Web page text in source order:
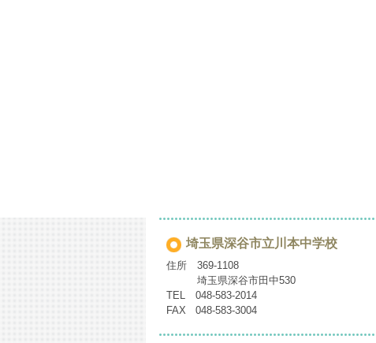
埼玉県深谷市立川本中学校
住所 369-1108
埼玉県深谷市田中530
TEL 048-583-2014
FAX 048-583-3004